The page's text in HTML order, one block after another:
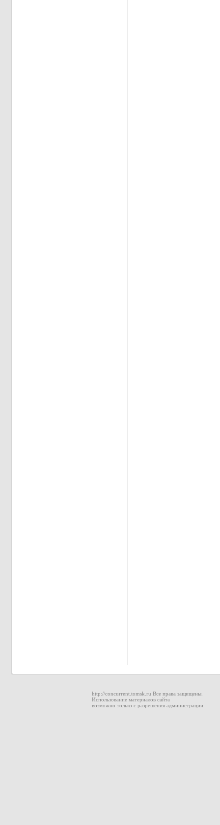
http://concurrent.tomsk.ru Все права защищены.
Использование материалов сайта
возможно только с разрешения администрации.